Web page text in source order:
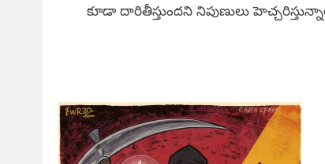
కూడా దారితీస్తుందని నిపుణులు